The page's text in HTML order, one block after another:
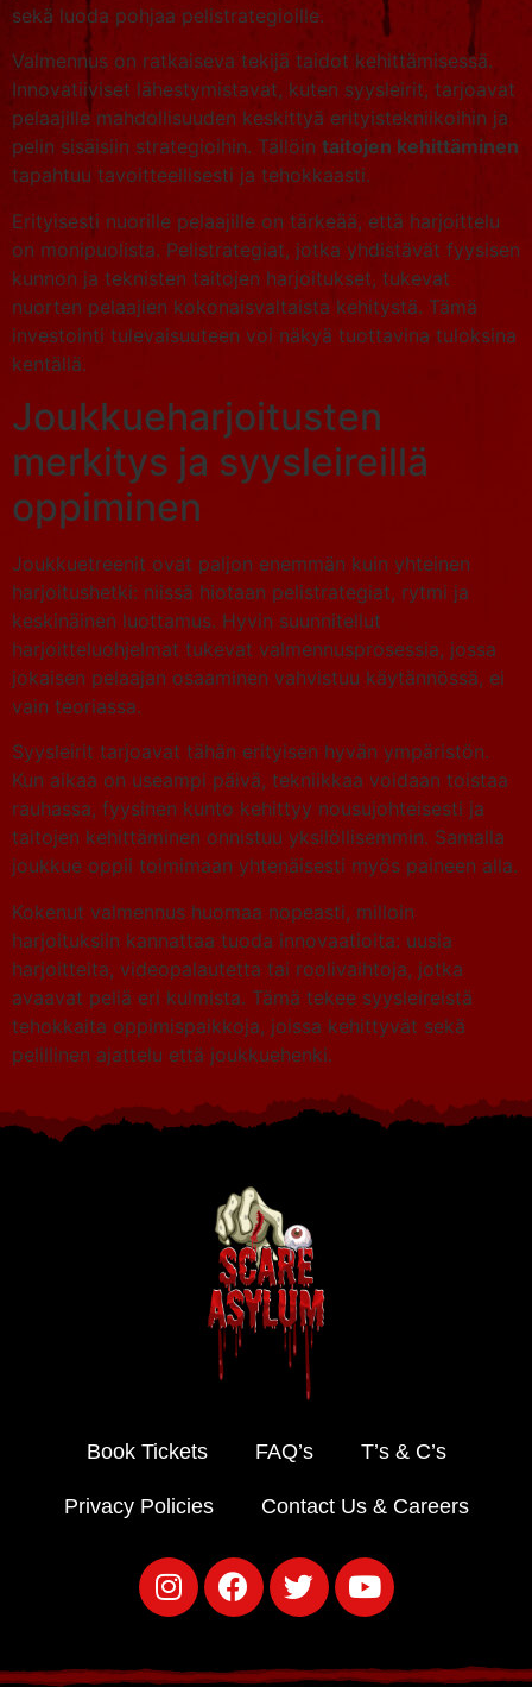
sekä luoda pohjaa pelistrategioille.
Valmennus on ratkaiseva tekijä taidot kehittämisessä.
Innovatiiviset lähestymistavat, kuten syysleirit, tarjoavat
pelaajille mahdollisuuden keskittyä erityistekniikoihin ja
pelin sisäisiin strategioihin. Tällöin taitojen kehittäminen
tapahtuu tavoitteellisesti ja tehokkaasti.
Erityisesti nuorille pelaajille on tärkeää, että harjoittelu
on monipuolista. Pelistrategiat, jotka yhdistävät fyysisen
kunnon ja teknisten taitojen harjoitukset, tukevat
nuorten pelaajien kokonaisvaltaista kehitystä. Tämä
investointi tulevaisuuteen voi näkyä tuottavina tuloksina
kentällä.
Joukkueharjoitusten
merkitys ja syysleireillä
oppiminen
Joukkuetreenit ovat paljon enemmän kuin yhteinen
harjoitushetki: niissä hiotaan pelistrategiat, rytmi ja
keskinäinen luottamus. Hyvin suunnitellut
harjoitteluohjelmat tukevat valmennusprosessia, jossa
jokaisen pelaajan osaaminen vahvistuu käytännössä, ei
vain teoriassa.
Syysleirit tarjoavat tähän erityisen hyvän ympäristön.
Kun aikaa on useampi päivä, tekniikkaa voidaan toistaa
rauhassa, fyysinen kunto kehittyy nousujohteisesti ja
taitojen kehittäminen onnistuu yksilöllisemmin. Samalla
joukkue oppii toimimaan yhtenäisesti myös paineen alla.
Kokenut valmennus huomaa nopeasti, milloin
harjoituksiin kannattaa tuoda innovaatioita: uusia
harjoitteita, videopalautetta tai roolivaihtoja, jotka
avaavat peliä eri kulmista. Tämä tekee syysleireistä
tehokkaita oppimispaikkoja, joissa kehittyvät sekä
pelillinen ajattelu että joukkuehenki.
Book Tickets FAQ’s T’s & C’s
Privacy Policies Contact Us & Careers